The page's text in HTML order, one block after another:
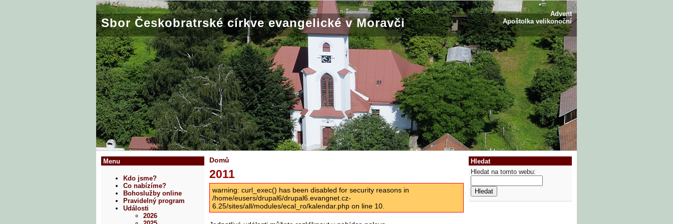
Sbor Českobratrské církve evangelické v Moravči
Advent
Apoštolka velikonoční
Domů
2011
warning: curl_exec() has been disabled for security reasons in
/home/eusers/drupal6/drupal6.evangnet.cz-
6.25/sites/all/modules/ecal_ro/kalendar.php on line 10.
Menu
Kdo jsme?
Co nabízíme?
Bohoslužby online
Pravidelný program
Události
2026
Hledat
Hledat na tomto webu: